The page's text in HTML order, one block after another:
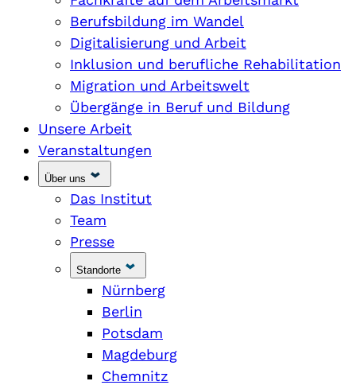
Berufsbildung im Wandel
Digitalisierung und Arbeit
Inklusion und berufliche Rehabilitation
Migration und Arbeitswelt
Übergänge in Beruf und Bildung
Unsere Arbeit
Veranstaltungen
Über uns
Das Institut
Team
Presse
Standorte
Nürnberg
Berlin
Potsdam
Magdeburg
Chemnitz